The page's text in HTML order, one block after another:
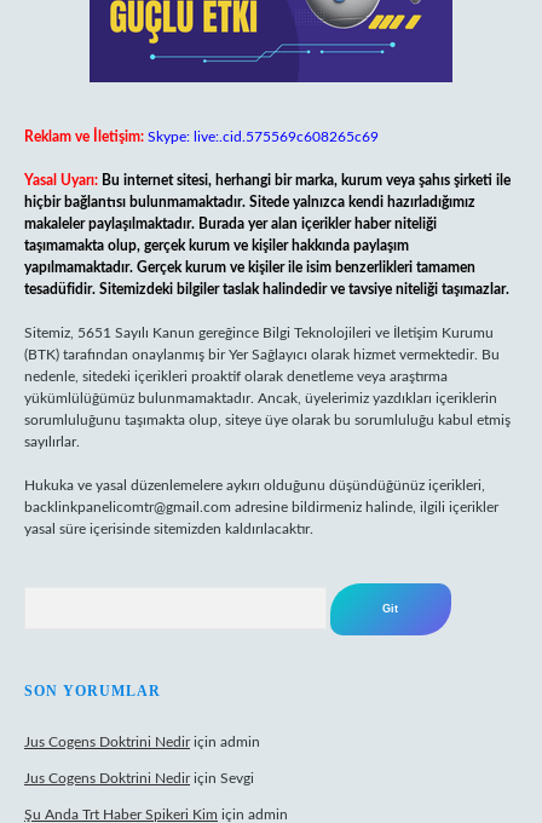
Reklam ve İletişim: Skype: live:.cid.575569c608265c69
Yasal Uyarı: Bu internet sitesi, herhangi bir marka, kurum veya şahıs şirketi ile
hiçbir bağlantısı bulunmamaktadır. Sitede yalnızca kendi hazırladığımız
makaleler paylaşılmaktadır. Burada yer alan içerikler haber niteliği
taşımamakta olup, gerçek kurum ve kişiler hakkında paylaşım
yapılmamaktadır. Gerçek kurum ve kişiler ile isim benzerlikleri tamamen
tesadüfidir. Sitemizdeki bilgiler taslak halindedir ve tavsiye niteliği taşımazlar.
Sitemiz, 5651 Sayılı Kanun gereğince Bilgi Teknolojileri ve İletişim Kurumu
(BTK) tarafından onaylanmış bir Yer Sağlayıcı olarak hizmet vermektedir. Bu
nedenle, sitedeki içerikleri proaktif olarak denetleme veya araştırma
yükümlülüğümüz bulunmamaktadır. Ancak, üyelerimiz yazdıkları içeriklerin
sorumluluğunu taşımakta olup, siteye üye olarak bu sorumluluğu kabul etmiş
sayılırlar.
Hukuka ve yasal düzenlemelere aykırı olduğunu düşündüğünüz içerikleri,
backlinkpanelicomtr@gmail.com adresine bildirmeniz halinde, ilgili içerikler
yasal süre içerisinde sitemizden kaldırılacaktır.
SON YORUMLAR
Jus Cogens Doktrini Nediriçin admin
Jus Cogens Doktrini Nediriçin Sevgi
Şu Anda Trt Haber Spikeri Kim için admin